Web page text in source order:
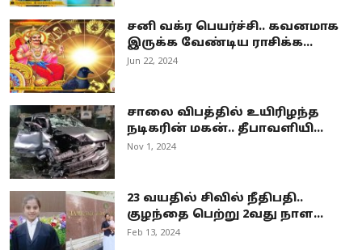
சனி வக்ர பெயர்ச்சி.. கவனமாக
இருக்க வேண்டிய ராசிக்க...
Jun 22, 2024
சாலை விபத்தில் உயிரிழந்த
நடிகரின் மகன்.. தீபாவளியி...
Nov 1, 2024
23 வயதில் சிவில் நீதிபதி..
குழந்தை பெற்று 2வது நாள...
Feb 13, 2024